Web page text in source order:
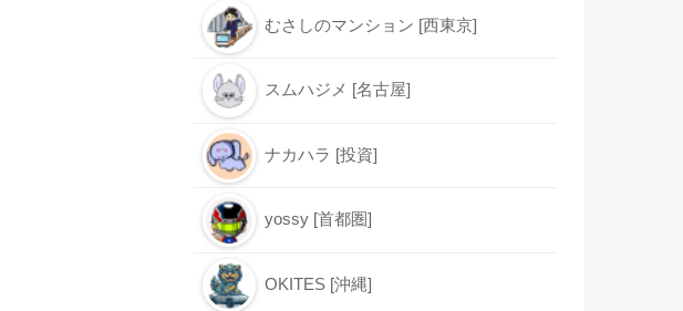
むさしのマンション [西東京]
スムハジメ [名古屋]
ナカハラ [投資]
yossy [首都圏]
OKITES [沖縄]